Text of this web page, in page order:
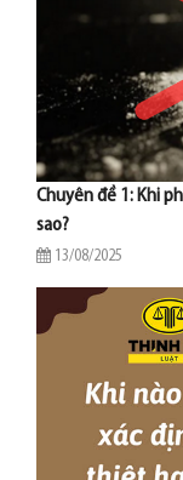
Chuyên đề 1: Khi
sao?
13/08/2025